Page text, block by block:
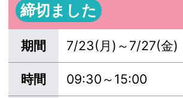
締切ました
期間 7/23(月)～7/27(金)
時間 09:30～15:00